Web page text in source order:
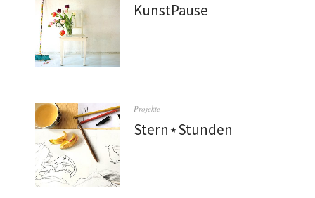
KunstPause
Projekte
Stern⋆Stunden